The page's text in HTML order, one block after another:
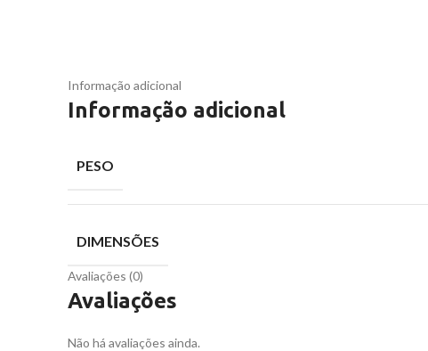
Informação adicional
Informação adicional
PESO
DIMENSÕES
Avaliações (0)
Avaliações
Não há avaliações ainda.